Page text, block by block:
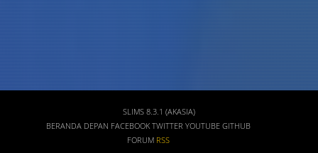
SLIMS 8.3.1 (AKASIA)
BERANDA DEPAN FACEBOOK TWITTER YOUTUBE GITHUB
FORUM RSS